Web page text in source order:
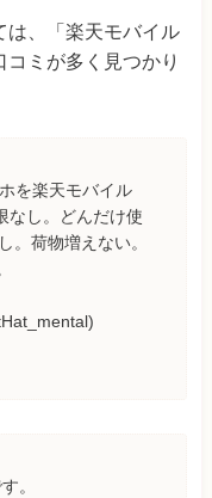
は、「楽天モバイル
ミが多く見つかり
を楽天モバイル
なし。どんだけ使
。荷物増えない。
。